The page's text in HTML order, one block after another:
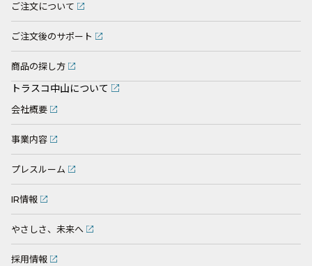
ご注文について
ご注文後のサポート
商品の探し方
トラスコ中山について
会社概要
事業内容
プレスルーム
IR情報
やさしさ、未来へ
採用情報